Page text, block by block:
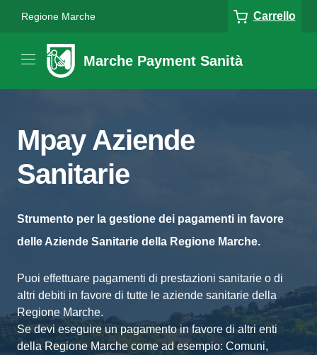
Regione Marche Carrello
Marche Payment Sanità
Mpay Aziende
Sanitarie
Strumento per la gestione dei pagamenti in favore
delle Aziende Sanitarie della Regione Marche.
Puoi effettuare pagamenti di prestazioni sanitarie o di
altri debiti in favore di tutte le aziende sanitarie della
Regione Marche.
Se devi eseguire un pagamento in favore di altri enti
della Regione Marche come ad esempio: Comuni,